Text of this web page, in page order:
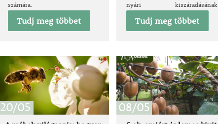
számára.
Tudj meg többet
nyári kiszáradásának
megelőzésére.
Tudj meg többet
20/05 08/05